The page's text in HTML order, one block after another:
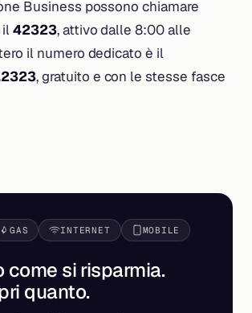
Business possono chiamare
il42323, attivo dalle 8:00 alle
il numero dedicato è il
, gratuito e con le stesse fasce
GAS INTERNET MOBILE
come si risparmia.
quanto.